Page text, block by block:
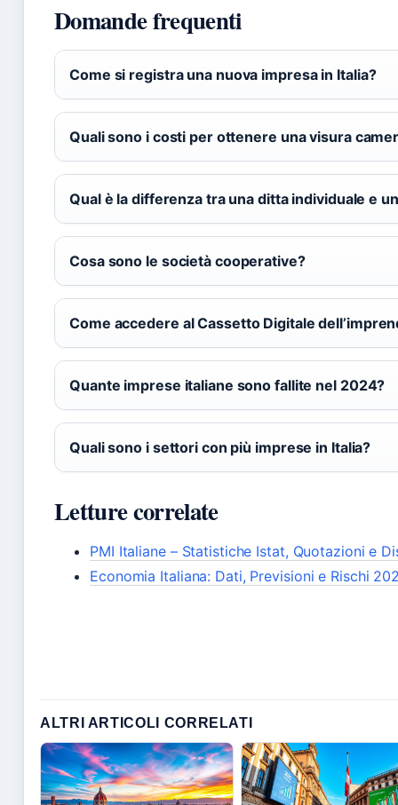
Domande frequenti
Come si registra una nuova impresa in Italia?
Quali sono i costi per ottenere una visura
Qual è la differenza tra una ditta individuale e
Cosa sono le società cooperative?
Come accedere al Cassetto Digitale
Quante imprese italiane sono fallite nel 2024?
Quali sono i settori con più imprese in Italia?
Letture correlate
PMI Italiane – Statistiche Istat, Quotazioni e
Economia Italiana: Dati, Previsioni e Rischi
ALTRI ARTICOLI CORRELATI